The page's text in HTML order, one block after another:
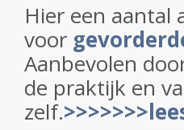
Hier een aantal
voor
Aanbevolen
de praktijk en
zelf.